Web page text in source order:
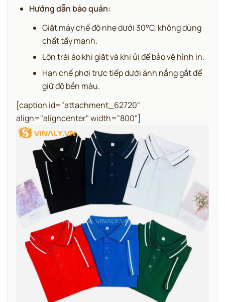
Hướng dẫn bảo quản:
Giặt máy chế độ nhẹ dưới 30°C, không dùng
chất tẩy mạnh.
Lộn trái áo khi giặt và khi ủi để bảo vệ hình in.
Hạn chế phơi trực tiếp dưới ánh nắng gắt để
giữ độ bền màu.
[caption id="attachment_62720"
align="aligncenter" width="800"]